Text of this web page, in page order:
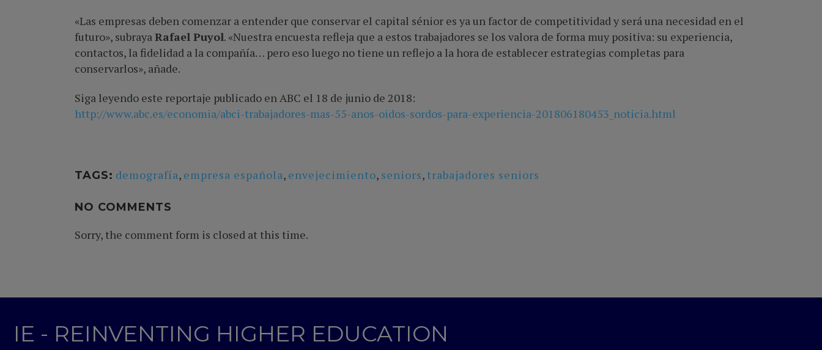
«Las empresas deben comenzar a entender que conservar el capital sénior es ya un factor de competitividad y será una necesidad en el
futuro», subrayaRafael Puyol. «Nuestra encuesta refleja que a estos trabajadores se los valora de forma muy positiva: su experiencia,
contactos, la fidelidad a la compañía… pero eso luego no tiene un reflejo a la hora de establecer estrategias completas para
conservarlos», añade.
Siga leyendo este reportaje publicado en ABC el 18 de junio de 2018:
http://www.abc.es/economia/abci-trabajadores-mas-55-anos-oidos-sordos-para-experiencia-201806180453_noticia.html
TAGS: demografía, empresa española, envejecimiento, seniors, trabajadores seniors
NO COMMENTS
Sorry, the comment form is closed at this time.
IE - REINVENTING HIGHER EDUCATION